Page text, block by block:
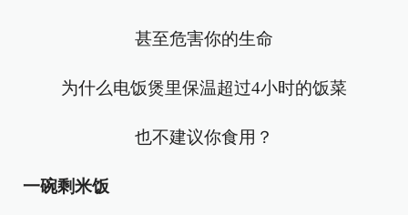
甚至危害你的生命
为什么电饭煲里保温超过4小时的饭菜
也不建议你食用？
一碗剩米饭